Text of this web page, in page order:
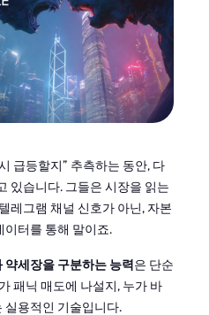
급등할지” 추측하는 동안, 다
있습니다. 그들은 시장을 읽는
레그램 채널 신호가 아닌, 자본
이터를 통해 말이죠.
약세장을 구분하는 능력은 단순
패닉 매도에 나설지, 누가 바
실용적인 기술입니다.